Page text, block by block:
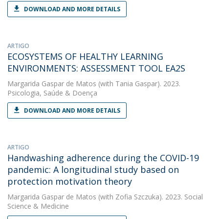
DOWNLOAD AND MORE DETAILS
ARTIGO
ECOSYSTEMS OF HEALTHY LEARNING
ENVIRONMENTS: ASSESSMENT TOOL EA2S
Margarida Gaspar de Matos (with Tania Gaspar). 2023.
Psicologia, Saúde & Doença
DOWNLOAD AND MORE DETAILS
ARTIGO
Handwashing adherence during the COVID-19
pandemic: A longitudinal study based on
protection motivation theory
Margarida Gaspar de Matos (with Zofia Szczuka). 2023. Social
Science & Medicine